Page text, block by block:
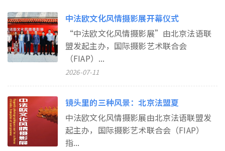
中法欧文化风情摄影展开幕仪式
“中法欧文化风情摄影展”由北京法语联
盟发起主办，国际摄影艺术联合会
（FIAP）...
2026-07-11
镜头里的三种风景：北京法盟夏
中法欧文化风情摄影展由北京法语联盟发
起主办，国际摄影艺术联合会（FIAP）
指...